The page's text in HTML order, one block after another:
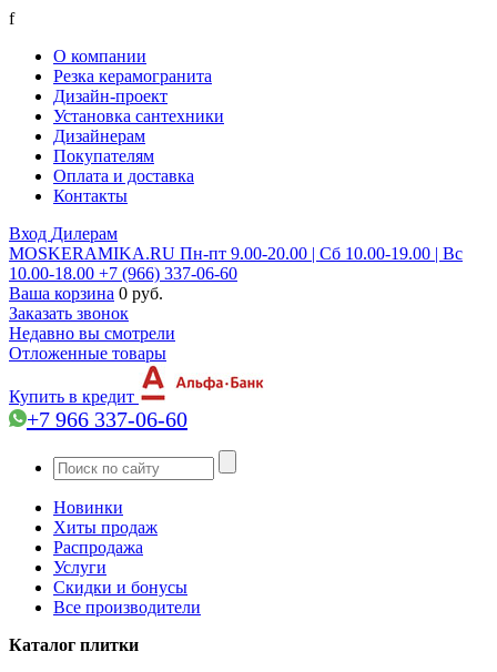
f
О компании
Резка керамогранита
Дизайн-проект
Установка сантехники
Дизайнерам
Покупателям
Оплата и доставка
Контакты
Вход Дилерам
MOSKERAMIKA.RU Пн-пт 9.00-20.00 | Сб 10.00-19.00 | Вс
10.00-18.00 +7 (966) 337-06-60
Ваша корзина 0 руб.
Заказать звонок
Недавно вы смотрели
Отложенные товары
Купить в кредит
+7 966 337-06-60
Новинки
Хиты продаж
Распродажа
Услуги
Скидки и бонусы
Все производители
Каталог плитки